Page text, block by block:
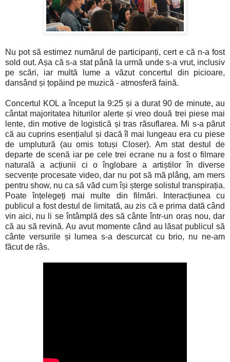
Nu pot să estimez numărul de participanți, cert e că n-a fost
sold out. Așa că s-a stat până la urmă unde s-a vrut, inclusiv
pe scări, iar multă lume a văzut concertul din picioare,
dansând și țopăind pe muzică - atmosferă faină.
Concertul KOL a început la 9:25 și a durat 90 de minute, au
cântat majoritatea hiturilor alerte și vreo două trei piese mai
lente, din motive de logistică și tras răsuflarea. Mi s-a părut
că au cuprins esențialul și dacă îl mai lungeau era cu piese
de umplutură (au omis totuși Closer). Am stat destul de
departe de scenă iar pe cele trei ecrane nu a fost o filmare
naturală a acțiunii ci o înglobare a artiștilor în diverse
secvențe procesate video, dar nu pot să mă plâng, am mers
pentru show, nu ca să văd cum își șterge solistul transpirația.
Poate înțelegeți mai multe din filmări. Interacțiunea cu
publicul a fost destul de limitată, au zis că e prima dată când
vin aici, nu li se întâmplă des să cânte într-un oraș nou, dar
că au să revină. Au avut momente când au lăsat publicul să
cânte versurile și lumea s-a descurcat cu brio, nu ne-am
făcut de râs.